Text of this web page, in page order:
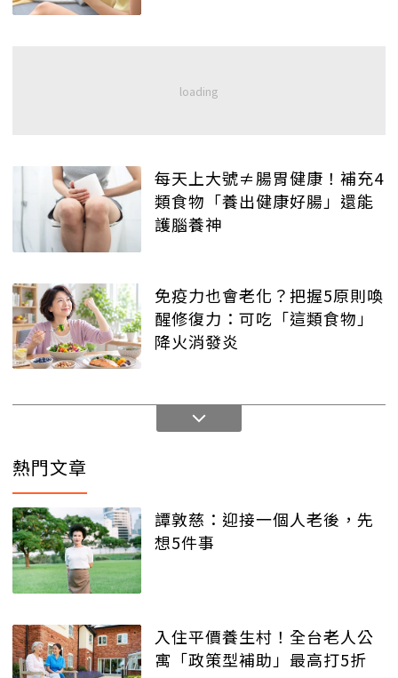
每天上大號≠腸胃健康！補充4
類食物「養出健康好腸」還能
護腦養神
免疫力也會老化？把握5原則喚
醒修復力：可吃「這類食物」
降火消發炎
熱門文章
譚敦慈：迎接一個人老後，先
想5件事
入住平價養生村！全台老人公
寓「政策型補助」最高打5折